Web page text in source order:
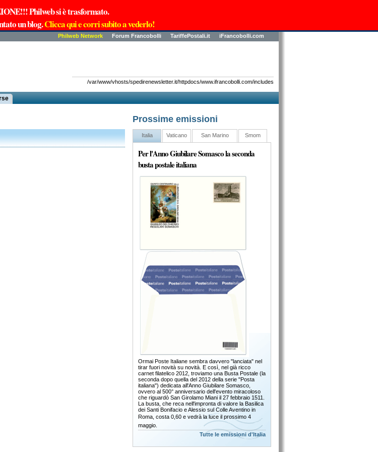
Philweb si è trasformato.
un blog.Clicca qui e corri subito a vederlo!
Philweb Network Forum Francobolli TariffePostali.it iFrancobolli.com
/var/www/vhosts/spedirenewsletter.it/httpdocs/www.ifrancobolli.com/includes
Prossime emissioni
Italia Vaticano San Marino Smom
Per l'Anno Giubilare Somasco la seconda
busta postale italiana
Ormai Poste Italiane sembra davvero "lanciata" nel
tirar fuori novità su novità. E così, nel già ricco
carnet filatelico 2012, troviamo una Busta Postale (la
seconda dopo quella del 2012 della serie "Posta
italiana") dedicata all'Anno Giubilare Somasco,
ovvero al 500° anniversario dell'evento miracoloso
che riguardò San Girolamo Miani il 27 febbraio 1511.
La busta, che reca nell'impronta di valore la Basilica
dei Santi Bonifacio e Alessio sul Colle Aventino in
Roma, costa 0,60 e vedrà la luce il prossimo 4
maggio.
Tutte le emissioni d'Italia